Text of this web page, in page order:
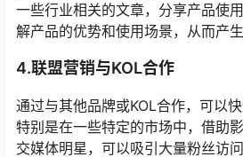
一些行业相关的文章，分享产品使
解产品的优势和使用场景，从而产生
4.联盟营销与KOL合作
通过与其他品牌或KOL合作，可以快
特别是在一些特定的市场中，借助
交媒体明星，可以吸引大量粉丝访